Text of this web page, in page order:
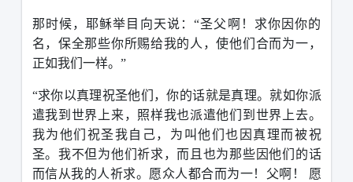
那时候，耶稣举目向天说：“圣父啊！求你因你的
名，保全那些你所赐给我的人，使他们合而为一，
正如我们一样。”
“求你以真理祝圣他们，你的话就是真理。就如你派
遣我到世界上来，照样我也派遣他们到世界上去。
我为他们祝圣我自己，为叫他们也因真理而被祝
圣。我不但为他们祈求，而且也为那些因他们的话
而信从我的人祈求。愿众人都合而为一！父啊！ 愿